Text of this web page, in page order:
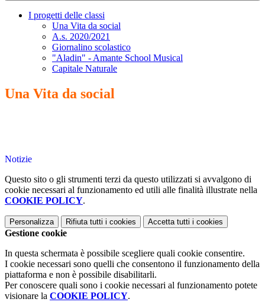
I progetti delle classi
Una Vita da social
A.s. 2020/2021
Giornalino scolastico
"Aladin" - Amante School Musical
Capitale Naturale
Una Vita da social
Notizie
Questo sito o gli strumenti terzi da questo utilizzati si avvalgono di
cookie necessari al funzionamento ed utili alle finalità illustrate nella
COOKIE POLICY.
Personalizza Rifiuta tutti i cookies Accetta tutti i cookies
Gestione cookie
In questa schermata è possibile scegliere quali cookie consentire.
I cookie necessari sono quelli che consentono il funzionamento della
piattaforma e non è possibile disabilitarli.
Per conoscere quali sono i cookie necessari al funzionamento potete
visionare la COOKIE POLICY.